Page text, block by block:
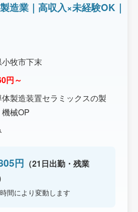
造業｜高収入×未経験OK｜
牧市下末
円～
製造装置セラミックスの製
械OP
円 （21日出勤・残業
間により変動します